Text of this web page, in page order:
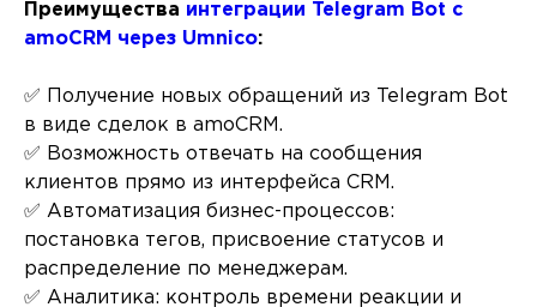
Преимущества интеграции Telegram Bot с
amoCRM через Umnico:
✅ Получение новых обращений из Telegram Bot
в виде сделок в amoCRM.
✅ Возможность отвечать на сообщения
клиентов прямо из интерфейса CRM.
✅ Автоматизация бизнес-процессов:
постановка тегов, присвоение статусов и
распределение по менеджерам.
✅ Аналитика: контроль времени реакции и